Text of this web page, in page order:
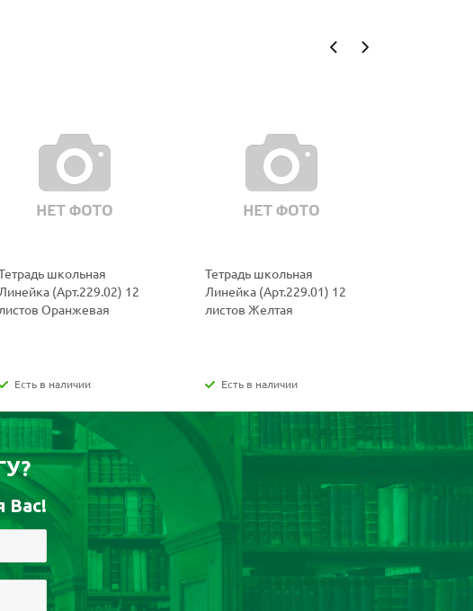
школьная
Линейка (Арт.229.02) 12
листов Оранжевая
Есть в наличии
Тетрадь школьная
Линейка (Арт.229.01) 12
листов Желтая
Есть в наличии
Вас!